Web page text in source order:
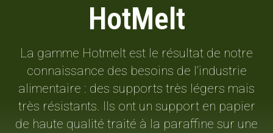
HotMelt
La gamme Hotmelt est le résultat de notre
connaissance des besoins de l’industrie
alimentaire : des supports très légers mais
très résistants. Ils ont un support en papier
de haute qualité traité à la paraffine sur une